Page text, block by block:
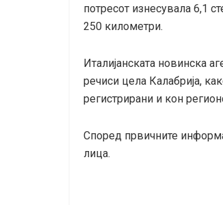
потресот изнесувала 6,1
250 километри.
Италијанската новинска
речиси цела Калабрија,
регистрирани и кон
Според првичните
лица.